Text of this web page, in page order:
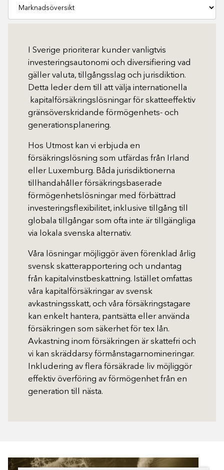
I Sverige prioriterar kunder vanligtvis
investeringsautonomi och diversifiering vad
gäller valuta, tillgångsslag och jurisdiktion.
Detta leder dem till att välja internationella
kapitalförsäkringslösningar för skatteeffektiv
gränsöverskridande förmögenhets- och
generationsplanering.
Hos Utmost kan vi erbjuda en
försäkringslösning som utfärdas från Irland
eller Luxemburg. Båda jurisdiktionerna
tillhandahåller försäkringsbaserade
förmögenhetslösningar med förbättrad
investeringsflexibilitet, inklusive tillgång till
globala tillgångar som ofta inte är tillgängliga
via lokala svenska alternativ.
Våra lösningar möjliggör även förenklad årlig
svensk skatterapportering och undantag
från kapitalvinstbeskattning. Istället omfattas
våra kapitalförsäkringar av svensk
avkastningsskatt, och våra försäkringstagare
kan enkelt hantera, pantsätta eller använda
försäkringen som säkerhet för tex lån.
Avkastning inom försäkringen är skattefri och
vi kan skräddarsy förmånstagarnomineringar.
Inkludering av flera försäkrade liv möjliggör
effektiv överföring av förmögenhet från en
generation till nästa.